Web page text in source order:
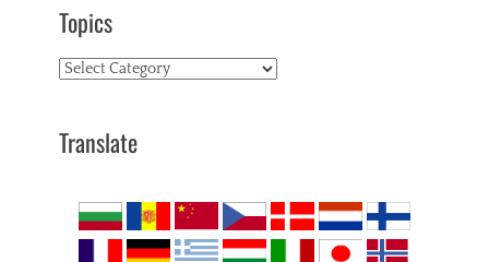
Topics
Topics
Translate